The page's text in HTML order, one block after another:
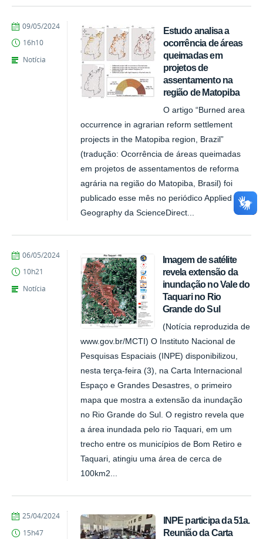
Estudo analisa a
ocorrência de áreas
queimadas em
projetos de
assentamento na
região de Matopiba
O artigo “Burned area
occurrence in agrarian reform settlement
projects in the Matopiba region, Brazil”
(tradução: Ocorrência de áreas queimadas
em projetos de assentamentos de reforma
agrária na região do Matopiba, Brasil) foi
publicado esse mês no periódico Applied
Geography da ScienceDirect...
publicado
09/05/2024
16h10
Notícia
Imagem de satélite
revela extensão da
inundação no Vale do
Taquari no Rio
Grande do Sul
(Notícia reproduzida de
www.gov.br/MCTI) O Instituto Nacional de
Pesquisas Espaciais (INPE) disponibilizou,
nesta terça-feira (3), na Carta Internacional
Espaço e Grandes Desastres, o primeiro
mapa que mostra a extensão da inundação
no Rio Grande do Sul. O registro revela que
a área inundada pelo rio Taquari, em um
trecho entre os municípios de Bom Retiro e
Taquari, atingiu uma área de cerca de
100km2...
publicado
06/05/2024
10h21
Notícia
INPE participa da 51a.
Reunião da Carta
publicado
25/04/2024
15h47